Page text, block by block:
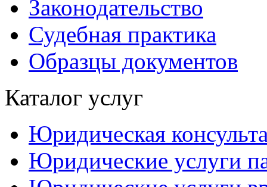
Законодательство
Судебная практика
Образцы документов
Каталог услуг
Юридическая
Юридические услуги